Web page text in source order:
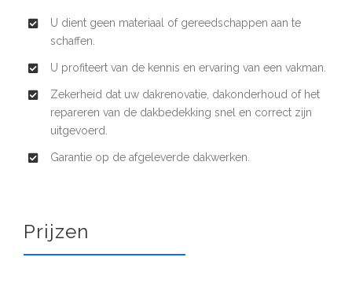
U dient geen materiaal of gereedschappen aan te
schaffen.
U profiteert van de kennis en ervaring van een vakman.
Zekerheid dat uw dakrenovatie, dakonderhoud of het
repareren van de dakbedekking snel en correct zijn
uitgevoerd.
Garantie op de afgeleverde dakwerken.
Prijzen